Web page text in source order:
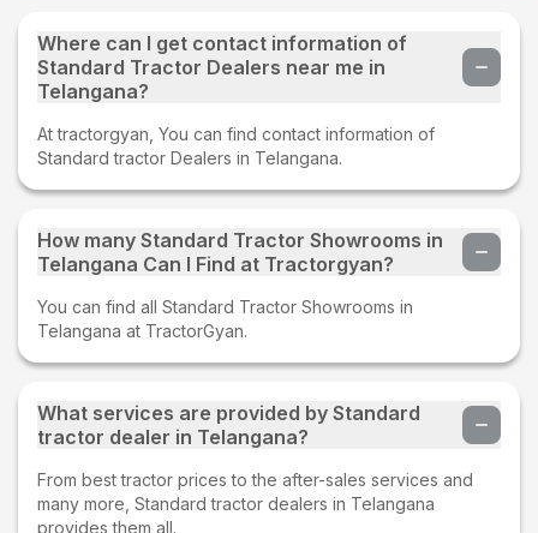
Where can I get contact information of
Standard Tractor Dealers near me in
Telangana?
At tractorgyan, You can find contact information of
Standard tractor Dealers in Telangana.
How many Standard Tractor Showrooms in
Telangana Can I Find at Tractorgyan?
You can find all Standard Tractor Showrooms in
Telangana at TractorGyan.
What services are provided by Standard
tractor dealer in Telangana?
From best tractor prices to the after-sales services and
many more, Standard tractor dealers in Telangana
provides them all.